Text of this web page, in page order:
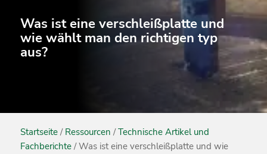
Was ist eine verschleißplatte und
wie wählt man den richtigen typ
aus?
Startseite/ Ressourcen /Technische Artikel und
Fachberichte/ Was ist eine verschleißplatte und wie